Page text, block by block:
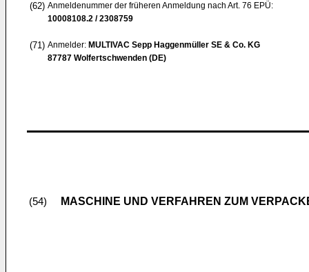
(62) Anmeldenummer der früheren Anmeldung nach Art. 76 EPÜ:
10008108.2 / 2308759
(71) Anmelder: MULTIVAC Sepp Haggenmüller SE & Co. KG
87787 Wolfertschwenden (DE)
(54) MASCHINE UND VERFAHREN ZUM